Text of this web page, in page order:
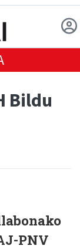
Bildu
PNV